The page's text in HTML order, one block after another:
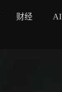
财经 AI